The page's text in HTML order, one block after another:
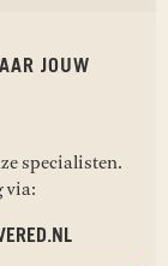
JOUW
specialisten.
via: